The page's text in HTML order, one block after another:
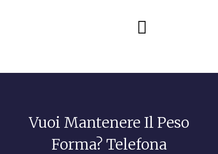
Vuoi Mantenere Il Peso
Forma? Telefona